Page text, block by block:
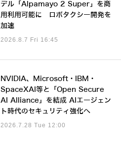
デル「Alpamayo 2 Super」を商
用利用可能に ロボタクシー開発を
加速
2026.8.7 Fri 16:45
NVIDIA、Microsoft・IBM・
SpaceXAI等と「Open Secure
AI Alliance」を結成 AIエージェン
ト時代のセキュリティ強化へ
2026.7.28 Tue 12:00